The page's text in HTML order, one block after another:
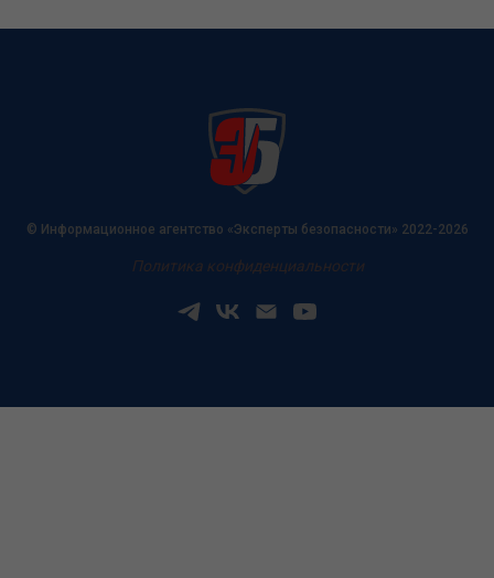
© Информационное агентство «Эксперты безопасности» 2022-2026
Политика конфиденциальности